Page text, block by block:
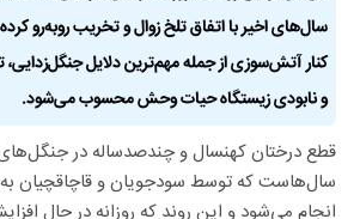
سال‌های اخیر با اتفاق تلخ زوال و تخریب روبه‌رو
کنار آتش‌سوزی از جمله مهم‌ترین دلایل
و نابودی زیستگاه حیات وحش محسوب می‌شود.
قطع درختان کهنسال و چندصدساله در
سال‌هاست که توسط سودجویان و قاچاقچیان
انجام می‌شود و این روند که روزانه در حال